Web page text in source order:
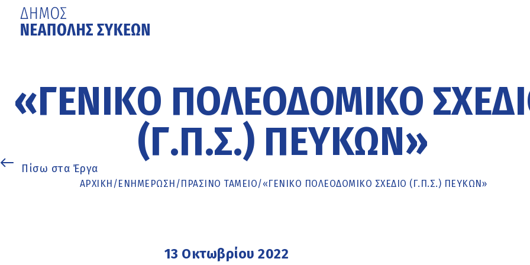
περιεχόμενο
«ΓΕΝΙΚΌ ΠΟΛΕΟΔΟΜΙΚΌ
(Γ.Π.Σ.) ΠΕΎΚΩΝ»
Πίσω στα Έργα
ΑΡΧΙΚΉ /ΕΝΗΜΈΡΩΣΗ /ΠΡΑΣΙΝΟ ΤΑΜΕΙΟ/«ΓΕΝΙΚΌ ΠΟΛΕΟΔΟΜΙΚΌ ΣΧΈΔΙΟ (Γ.Π.Σ.) ΠΕΎΚΩΝ»
13 Οκτωβρίου 2022